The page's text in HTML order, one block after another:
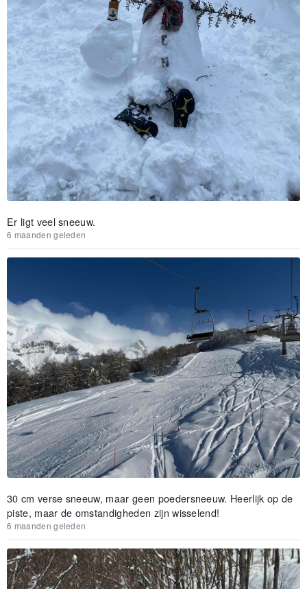
Er ligt veel sneeuw.
6 maanden geleden
30 cm verse sneeuw, maar geen poedersneeuw. Heerlijk op de
piste, maar de omstandigheden zijn wisselend!
6 maanden geleden